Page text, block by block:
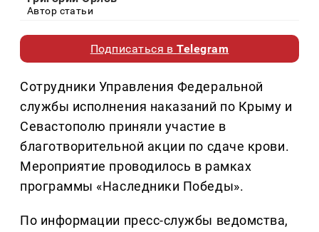
Автор статьи
Подписаться вTelegram
Сотрудники Управления Федеральной
службы исполнения наказаний по Крыму и
Севастополю приняли участие в
благотворительной акции по сдаче крови.
Мероприятие проводилось в рамках
программы «Наследники Победы».
По информации пресс-службы ведомства,